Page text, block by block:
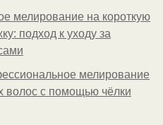
мелирование на короткую
подход к уходу за
мелирование
волос с помощью чёлки